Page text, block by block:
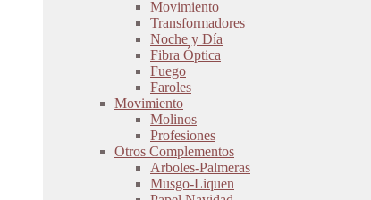
Movimiento
Transformadores
Noche y Día
Fibra Óptica
Fuego
Faroles
Movimiento
Molinos
Profesiones
Otros Complementos
Arboles-Palmeras
Musgo-Liquen